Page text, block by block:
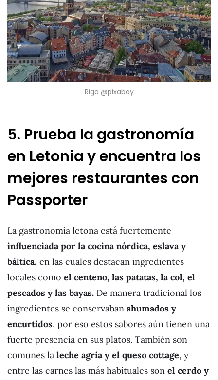
Riga @pixabay
5. Prueba la gastronomía
en Letonia y encuentra los
mejores restaurantes con
Passporter
La gastronomía letona está fuertemente
influenciada por la cocina nórdica, eslava y
báltica, en las cuales destacan ingredientes
locales como el centeno, las patatas, la col, el
pescados y las bayas. De manera tradicional los
ingredientes se conservaban ahumados y
encurtidos, por eso estos sabores aún tienen una
fuerte presencia en sus platos. También son
comunes la leche agria y el queso cottage, y
entre las carnes las más habituales son el cerdo y